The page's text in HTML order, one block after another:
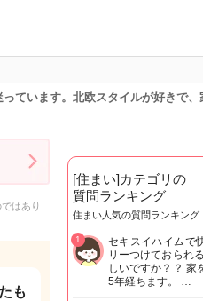
ています。北欧スタイルが好きで、
はあり
も
[住まい]カテゴリの
質問ランキング
住まい人気の質問ランキング
セキスイハイムで
リーつけておられ
しいですか？？ 家
5年経ちます。 …
1